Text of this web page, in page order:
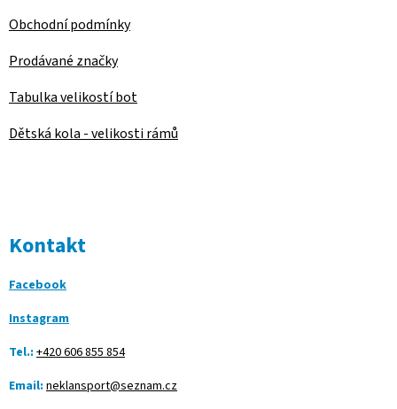
Obchodní podmínky
Prodávané značky
Tabulka velikostí bot
Dětská kola - velikosti rámů
Kontakt
Facebook
Instagram
Tel.: +420 606 855 854
Email: neklansport@seznam.cz